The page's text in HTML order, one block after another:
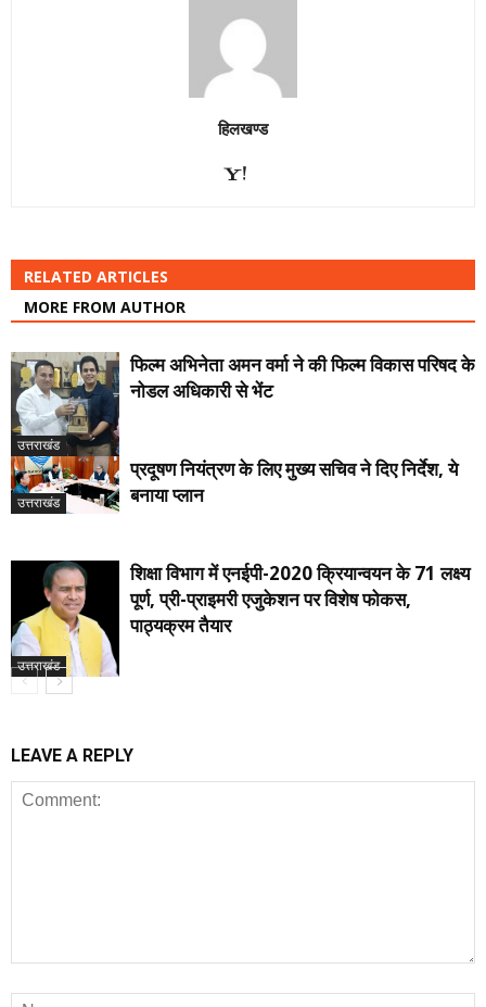
हिलखण्ड
RELATED ARTICLES
MORE FROM AUTHOR
उत्तराखंड
फिल्म अभिनेता अमन वर्मा ने की फिल्म विकास परिषद के
नोडल अधिकारी से भेंट
उत्तराखंड
प्रदूषण नियंत्रण के लिए मुख्य सचिव ने दिए निर्देश, ये
बनाया प्लान
उत्तराखंड
शिक्षा विभाग में एनईपी-2020 क्रियान्वयन के 71 लक्ष्य
पूर्ण, प्री-प्राइमरी एजुकेशन पर विशेष फोकस,
पाठ्यक्रम तैयार
LEAVE A REPLY